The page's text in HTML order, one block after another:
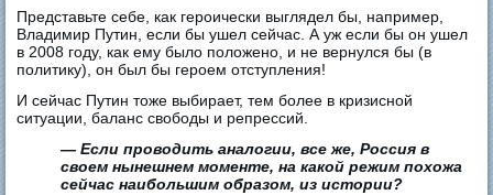
Представьте себе, как героически выглядел бы, например,
Владимир Путин, если бы ушел сейчас. А уж если бы он ушел
в 2008 году, как ему было положено, и не вернулся бы (в
политику), он был бы героем отступления!
И сейчас Путин тоже выбирает, тем более в кризисной
ситуации, баланс свободы и репрессий.
— Если проводить аналогии, все же, Россия в
своем нынешнем моменте, на какой режим похожа
сейчас наибольшим образом, из истории?